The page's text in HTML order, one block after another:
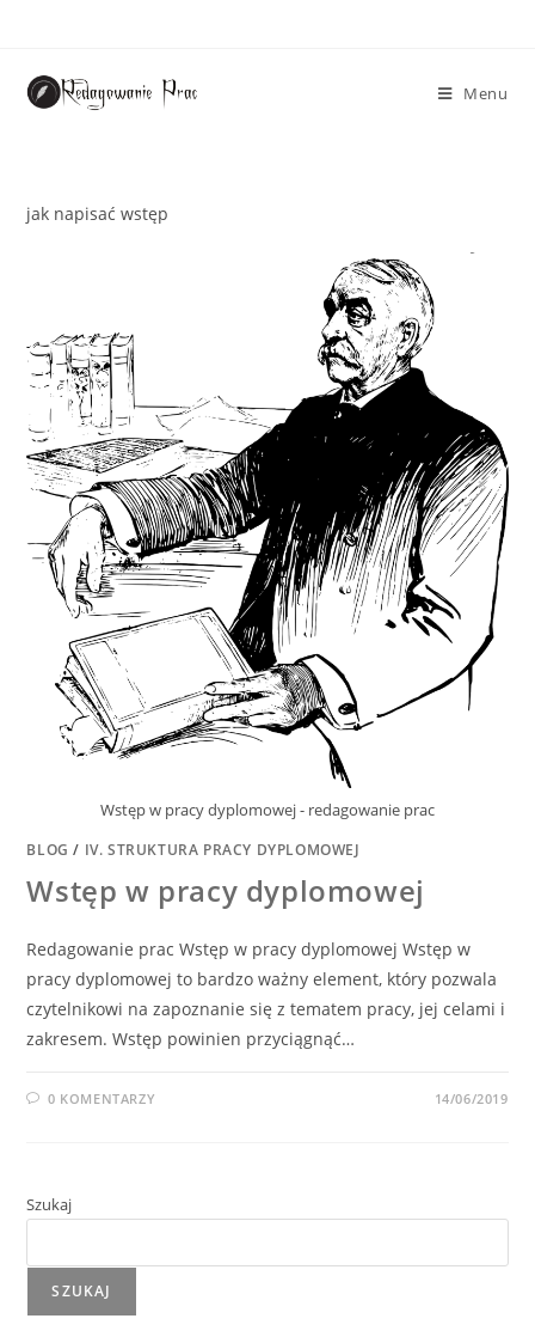
Menu
jak napisać wstęp
Wstęp w pracy dyplomowej - redagowanie prac
BLOG / IV. STRUKTURA PRACY DYPLOMOWEJ
Wstęp w pracy dyplomowej
Redagowanie prac Wstęp w pracy dyplomowej Wstęp w
pracy dyplomowej to bardzo ważny element, który pozwala
czytelnikowi na zapoznanie się z tematem pracy, jej celami i
zakresem. Wstęp powinien przyciągnąć…
0 KOMENTARZY 14/06/2019
Szukaj
SZUKAJ